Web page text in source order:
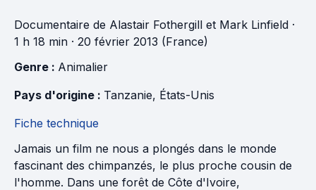
Documentaire de Alastair Fothergill et Mark Linfield ·
1 h 18 min · 20 février 2013 (France)
Genre : Animalier
Pays d'origine : Tanzanie, États-Unis
Fiche technique
Jamais un film ne nous a plongés dans le monde
fascinant des chimpanzés, le plus proche cousin de
l'homme. Dans une forêt de Côte d'Ivoire,